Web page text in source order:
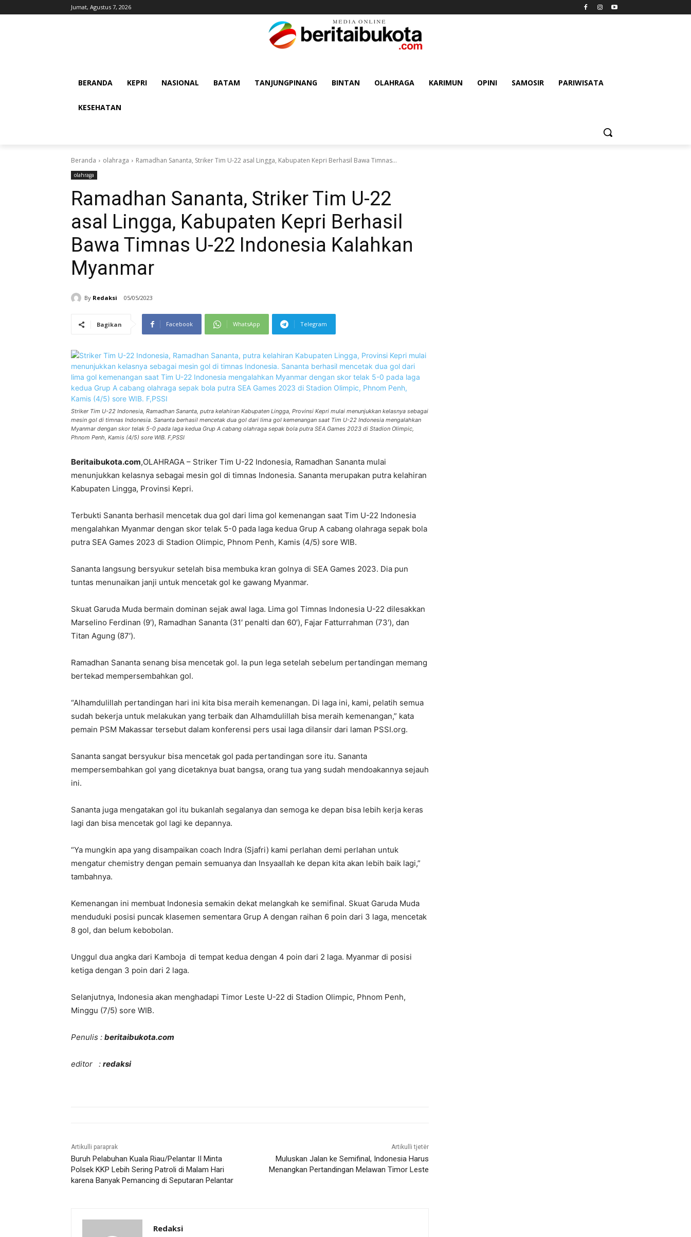
Jumat, Agustus 7, 2026
BERANDA KEPRI NASIONAL BATAM TANJUNGPINANG BINTAN OLAHRAGA KARIMUN OPINI SAMOSIR PARIWISATA
KESEHATAN
Beranda olahraga Ramadhan Sananta, Striker Tim U-22 asal Lingga, Kabupaten Kepri Berhasil Bawa Timnas...
olahraga
Ramadhan Sananta, Striker Tim U-22
asal Lingga, Kabupaten Kepri Berhasil
Bawa Timnas U-22 Indonesia Kalahkan
Myanmar
By Redaksi 05/05/2023
Bagikan Facebook WhatsApp Telegram
Striker Tim U-22 Indonesia, Ramadhan Sananta, putra kelahiran Kabupaten Lingga, Provinsi Kepri mulai menunjukkan kelasnya sebagai
mesin gol di timnas Indonesia. Sananta berhasil mencetak dua gol dari lima gol kemenangan saat Tim U-22 Indonesia mengalahkan
Myanmar dengan skor telak 5-0 pada laga kedua Grup A cabang olahraga sepak bola putra SEA Games 2023 di Stadion Olimpic,
Phnom Penh, Kamis (4/5) sore WIB. F,PSSI
Beritaibukota.com,OLAHRAGA – Striker Tim U-22 Indonesia, Ramadhan Sananta mulai
menunjukkan kelasnya sebagai mesin gol di timnas Indonesia. Sananta merupakan putra kelahiran
Kabupaten Lingga, Provinsi Kepri.
Terbukti Sananta berhasil mencetak dua gol dari lima gol kemenangan saat Tim U-22 Indonesia
mengalahkan Myanmar dengan skor telak 5-0 pada laga kedua Grup A cabang olahraga sepak bola
putra SEA Games 2023 di Stadion Olimpic, Phnom Penh, Kamis (4/5) sore WIB.
Sananta langsung bersyukur setelah bisa membuka kran golnya di SEA Games 2023. Dia pun
tuntas menunaikan janji untuk mencetak gol ke gawang Myanmar.
Skuat Garuda Muda bermain dominan sejak awal laga. Lima gol Timnas Indonesia U-22 dilesakkan
Marselino Ferdinan (9′), Ramadhan Sananta (31′ penalti dan 60′), Fajar Fatturrahman (73′), dan
Titan Agung (87′).
Ramadhan Sananta senang bisa mencetak gol. Ia pun lega setelah sebelum pertandingan memang
bertekad mempersembahkan gol.
“Alhamdulillah pertandingan hari ini kita bisa meraih kemenangan. Di laga ini, kami, pelatih semua
sudah bekerja untuk melakukan yang terbaik dan Alhamdulillah bisa meraih kemenangan,” kata
pemain PSM Makassar tersebut dalam konferensi pers usai laga dilansir dari laman PSSI.org.
Sananta sangat bersyukur bisa mencetak gol pada pertandingan sore itu. Sananta
mempersembahkan gol yang dicetaknya buat bangsa, orang tua yang sudah mendoakannya sejauh
ini.
Sananta juga mengatakan gol itu bukanlah segalanya dan semoga ke depan bisa lebih kerja keras
lagi dan bisa mencetak gol lagi ke depannya.
“Ya mungkin apa yang disampaikan coach Indra (Sjafri) kami perlahan demi perlahan untuk
mengatur chemistry dengan pemain semuanya dan Insyaallah ke depan kita akan lebih baik lagi,”
tambahnya.
Kemenangan ini membuat Indonesia semakin dekat melangkah ke semifinal. Skuat Garuda Muda
menduduki posisi puncak klasemen sementara Grup A dengan raihan 6 poin dari 3 laga, mencetak
8 gol, dan belum kebobolan.
Unggul dua angka dari Kamboja di tempat kedua dengan 4 poin dari 2 laga. Myanmar di posisi
ketiga dengan 3 poin dari 2 laga.
Selanjutnya, Indonesia akan menghadapi Timor Leste U-22 di Stadion Olimpic, Phnom Penh,
Minggu (7/5) sore WIB.
Penulis : beritaibukota.com
editor : redaksi
Artikulli paraprak
Buruh Pelabuhan Kuala Riau/Pelantar II Minta
Polsek KKP Lebih Sering Patroli di Malam Hari
karena Banyak Pemancing di Seputaran Pelantar
Artikulli tjetër
Muluskan Jalan ke Semifinal, Indonesia Harus
Menangkan Pertandingan Melawan Timor Leste
Redaksi